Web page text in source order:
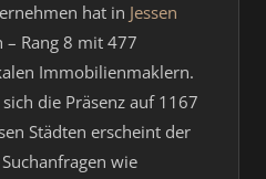
hat in Jessen
– Rang 8 mit 477
Immobilienmaklern.
die Präsenz auf 1167
Städten erscheint der
wie